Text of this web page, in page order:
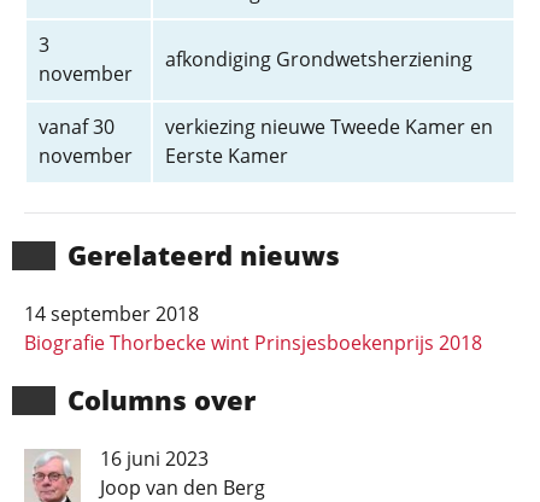
Gerela­teerd nieuws
14 september 2018
Biografie Thorbecke wint Prinsjesboekenprijs 2018
3
november
afkondiging Grondwetsherziening
vanaf 30
november
verkiezing nieuwe Tweede Kamer en
Eerste Kamer
Columns over
16 juni 2023
Joop van den Berg